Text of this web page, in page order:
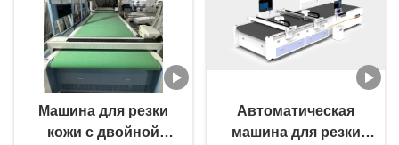
Машина для резки
кожи с двойной
Автоматическая
машина для резки